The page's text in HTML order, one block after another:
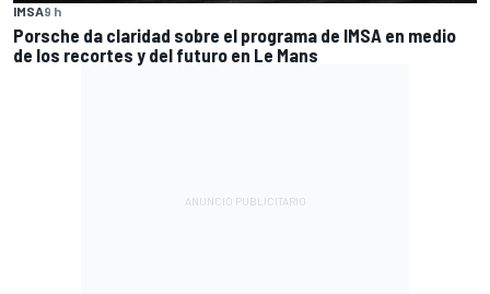
IMSA9 h
Porsche da claridad sobre el programa de IMSA en medio
de los recortes y del futuro en Le Mans